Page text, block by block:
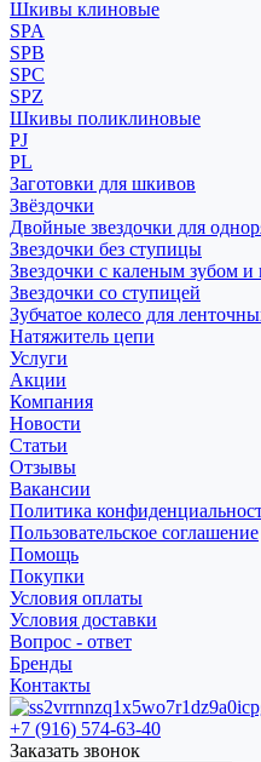
Шкивы клиновые
SPA
SPB
SPC
SPZ
Шкивы поликлиновые
PJ
PL
Заготовки для шкивов
Звёздочки
Двойные звездочки для
Звездочки без ступицы
Звездочки с каленым зубом и
Звездочки со ступицей
Зубчатое колесо для
Натяжитель цепи
Услуги
Акции
Компания
Новости
Статьи
Отзывы
Вакансии
Политика
Пользовательское соглашение
Помощь
Покупки
Условия оплаты
Условия доставки
Вопрос - ответ
Бренды
Контакты
+7 (916) 574-63-40
Заказать звонок